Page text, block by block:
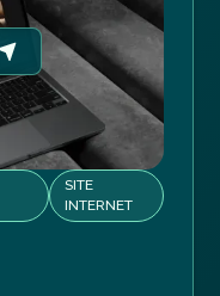
SITE
INTERNET